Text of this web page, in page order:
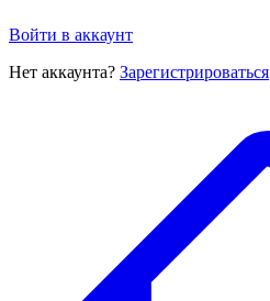
Войти в аккаунт
Нет аккаунта? Зарегистрироваться